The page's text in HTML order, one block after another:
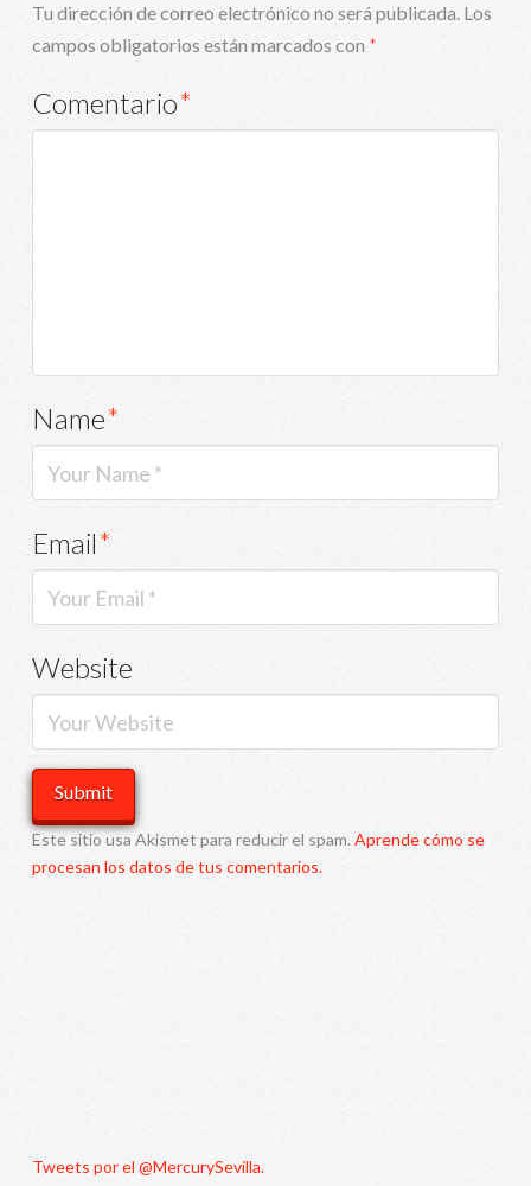
Tu dirección de correo electrónico no será publicada. Los
campos obligatorios están marcados con *
Comentario*
Name*
Email*
Website
Este sitio usa Akismet para reducir el spam. Aprende cómo se
procesan los datos de tus comentarios.
Tweets por el @MercurySevilla.